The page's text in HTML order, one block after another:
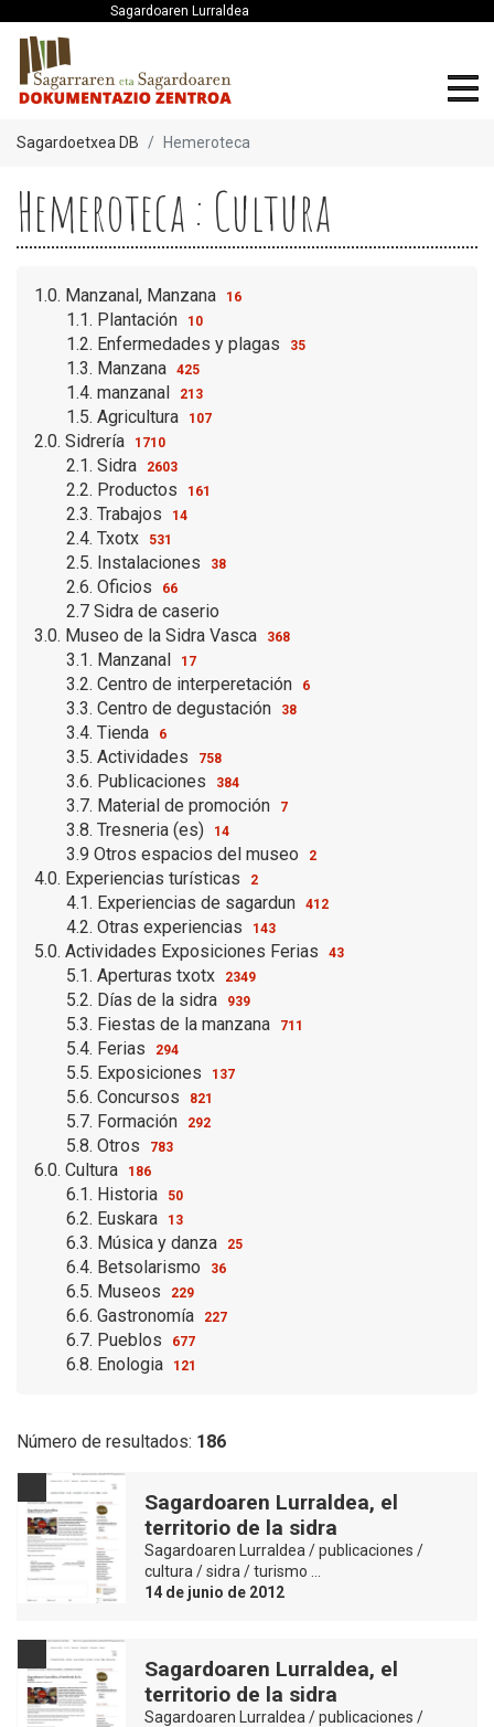
Sagardoaren Lurraldea
Sagardoetxea DB Hemeroteca
Hemeroteca : Cultura
1.0. Manzanal, Manzana 16
1.1. Plantación 10
1.2. Enfermedades y plagas 35
1.3. Manzana 425
1.4. manzanal 213
1.5. Agricultura 107
2.0. Sidrería 1710
2.1. Sidra 2603
2.2. Productos 161
2.3. Trabajos 14
2.4. Txotx 531
2.5. Instalaciones 38
2.6. Oficios 66
2.7 Sidra de caserio
3.0. Museo de la Sidra Vasca
368
3.1. Manzanal 17
3.2. Centro de interperetación 6
3.3. Centro de degustación 38
3.4. Tienda 6
3.5. Actividades 758
3.6. Publicaciones 384
3.7. Material de promoción 7
3.8. Tresneria (es) 14
3.9 Otros espacios del museo 2
4.0. Experiencias turísticas 2
4.1. Experiencias de sagardun 412
4.2. Otras experiencias 143
5.0. Actividades Exposiciones Ferias 43
5.1. Aperturas txotx 2349
5.2. Días de la sidra 939
5.3. Fiestas de la manzana 711
5.4. Ferias 294
5.5. Exposiciones 137
5.6. Concursos 821
5.7. Formación 292
5.8. Otros 783
6.0. Cultura 186
6.1. Historia 50
6.2. Euskara 13
6.3. Música y danza 25
6.4. Betsolarismo 36
6.5. Museos 229
6.6. Gastronomía 227
6.7. Pueblos 677
6.8. Enologia 121
Número de resultados: 186
Sagardoaren Lurraldea, el
territorio de la sidra
Sagardoaren Lurraldea / publicaciones /
cultura / sidra / turismo …
14 de junio de 2012
Sagardoaren Lurraldea, el
territorio de la sidra
Sagardoaren Lurraldea / publicaciones /